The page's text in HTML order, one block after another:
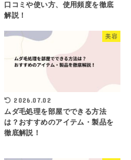
口コミや使い方、使用頻度を徹底
解説！
美容
2026.07.02
ムダ毛処理を部屋でできる方法
は？おすすめのアイテム・製品を
徹底解説！